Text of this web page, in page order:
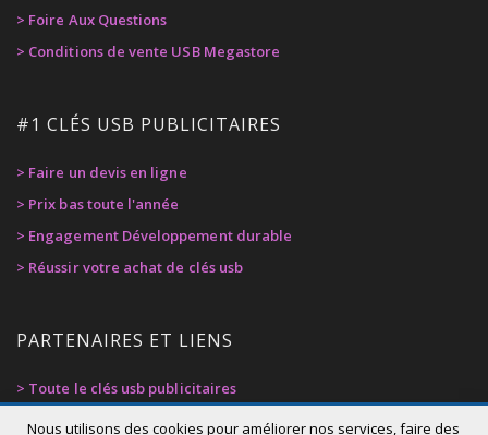
> Foire Aux Questions
> Conditions de vente USB Megastore
#1 CLÉS USB PUBLICITAIRES
> Faire un devis en ligne
> Prix bas toute l'année
> Engagement Développement durable
> Réussir votre achat de clés usb
PARTENAIRES ET LIENS
> Toute le clés usb publicitaires
> Privacy Policy
Nous utilisons des cookies pour améliorer nos services, faire des